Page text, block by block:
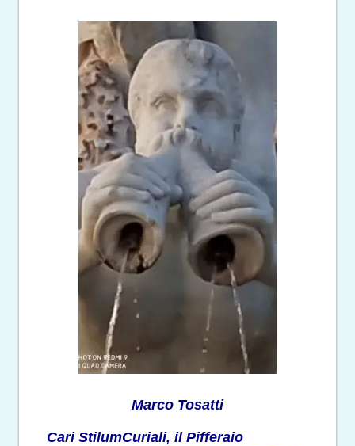
Marco Tosatti
Cari StilumCuriali, il Pifferaio